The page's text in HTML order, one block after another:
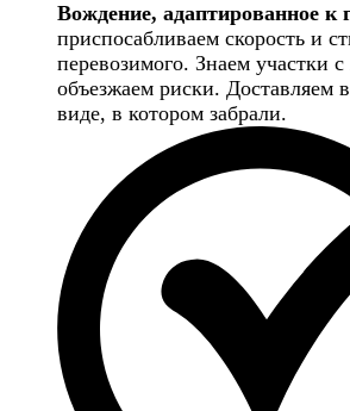
Вождение, адаптированное к
приспосабливаем скорость и
перевозимого. Знаем участки
объезжаем риски. Доставляем
виде, в котором забрали.